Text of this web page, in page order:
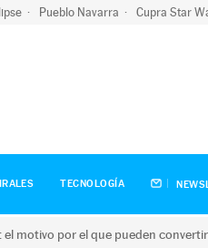
Pueblo Navarra Cupra Star
TECNOLOGÍA
el motivo por el que pueden